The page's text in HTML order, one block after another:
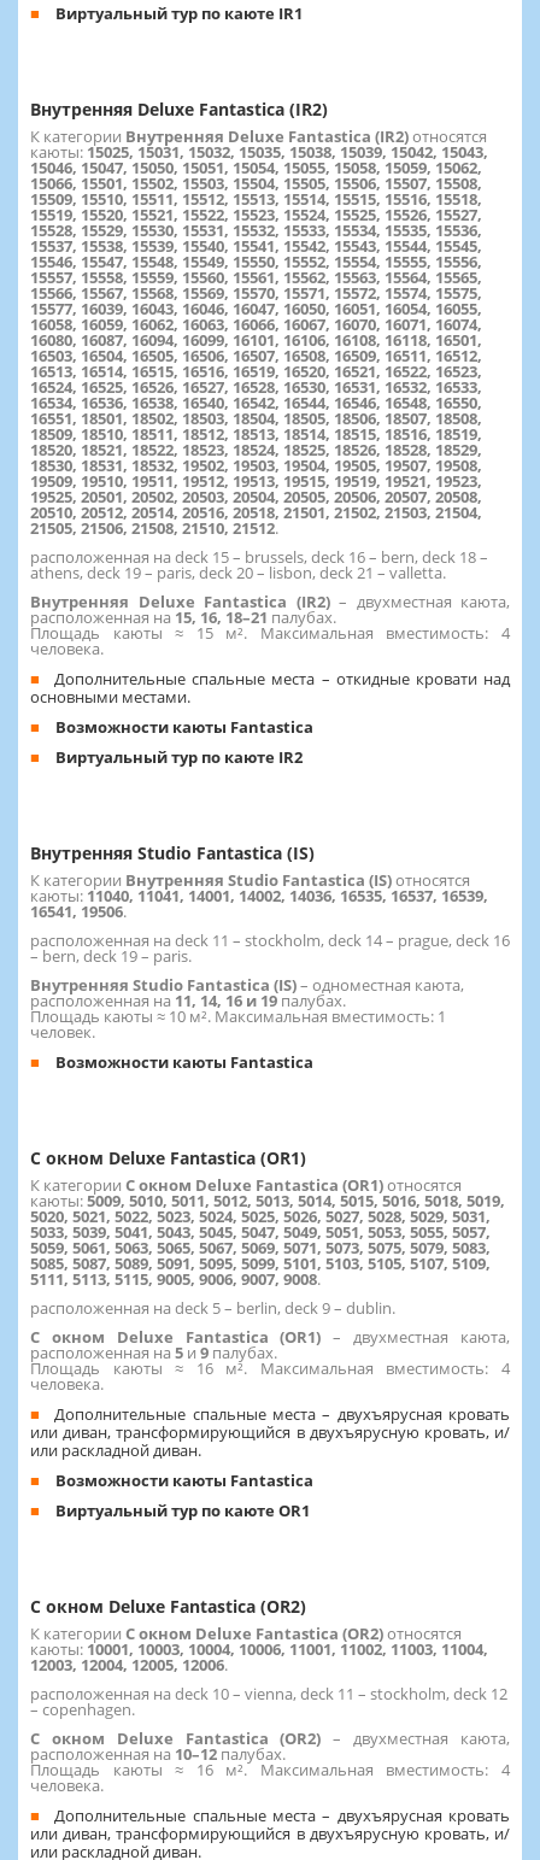
Виртуальный тур по каюте IR1
Внутренняя Deluxe Fantastica (IR2)
К категории Внутренняя Deluxe Fantastica (IR2)относятся
каюты: 15025, 15031, 15032, 15035, 15038, 15039, 15042, 15043,
15046, 15047, 15050, 15051, 15054, 15055, 15058, 15059, 15062,
15066, 15501, 15502, 15503, 15504, 15505, 15506, 15507, 15508,
15509, 15510, 15511, 15512, 15513, 15514, 15515, 15516, 15518,
15519, 15520, 15521, 15522, 15523, 15524, 15525, 15526, 15527,
15528, 15529, 15530, 15531, 15532, 15533, 15534, 15535, 15536,
15537, 15538, 15539, 15540, 15541, 15542, 15543, 15544, 15545,
15546, 15547, 15548, 15549, 15550, 15552, 15554, 15555, 15556,
15557, 15558, 15559, 15560, 15561, 15562, 15563, 15564, 15565,
15566, 15567, 15568, 15569, 15570, 15571, 15572, 15574, 15575,
15577, 16039, 16043, 16046, 16047, 16050, 16051, 16054, 16055,
16058, 16059, 16062, 16063, 16066, 16067, 16070, 16071, 16074,
16080, 16087, 16094, 16099, 16101, 16106, 16108, 16118, 16501,
16503, 16504, 16505, 16506, 16507, 16508, 16509, 16511, 16512,
16513, 16514, 16515, 16516, 16519, 16520, 16521, 16522, 16523,
16524, 16525, 16526, 16527, 16528, 16530, 16531, 16532, 16533,
16534, 16536, 16538, 16540, 16542, 16544, 16546, 16548, 16550,
16551, 18501, 18502, 18503, 18504, 18505, 18506, 18507, 18508,
18509, 18510, 18511, 18512, 18513, 18514, 18515, 18516, 18519,
18520, 18521, 18522, 18523, 18524, 18525, 18526, 18528, 18529,
18530, 18531, 18532, 19502, 19503, 19504, 19505, 19507, 19508,
19509, 19510, 19511, 19512, 19513, 19515, 19519, 19521, 19523,
19525, 20501, 20502, 20503, 20504, 20505, 20506, 20507, 20508,
20510, 20512, 20514, 20516, 20518, 21501, 21502, 21503, 21504,
21505, 21506, 21508, 21510, 21512.
расположенная на deck 15 – brussels, deck 16 – bern, deck 18 –
athens, deck 19 – paris, deck 20 – lisbon, deck 21 – valletta.
Внутренняя Deluxe Fantastica (IR2) – двухместная каюта,
расположенная на 15, 16, 18–21 палубах.
Площадь каюты ≈ 15 м². Максимальная вместимость: 4
человека.
Дополнительные спальные места – откидные кровати над
основными местами.
Возможности каюты Fantastica
Виртуальный тур по каюте IR2
Внутренняя Studio Fantastica (IS)
К категории Внутренняя Studio Fantastica (IS)относятся
каюты: 11040, 11041, 14001, 14002, 14036, 16535, 16537, 16539,
16541, 19506.
расположенная на deck 11 – stockholm, deck 14 – prague, deck 16
– bern, deck 19 – paris.
Внутренняя Studio Fantastica (IS)– одноместная каюта,
расположенная на 11, 14, 16 и 19палубах.
Площадь каюты ≈ 10 м². Максимальная вместимость: 1
человек.
Возможности каюты Fantastica
С окном Deluxe Fantastica (OR1)
К категории С окном Deluxe Fantastica (OR1)относятся
каюты:5009, 5010, 5011, 5012, 5013, 5014, 5015, 5016, 5018, 5019,
5020, 5021, 5022, 5023, 5024, 5025, 5026, 5027, 5028, 5029, 5031,
5033, 5039, 5041, 5043, 5045, 5047, 5049, 5051, 5053, 5055, 5057,
5059, 5061, 5063, 5065, 5067, 5069, 5071, 5073, 5075, 5079, 5083,
5085, 5087, 5089, 5091, 5095, 5099, 5101, 5103, 5105, 5107, 5109,
5111, 5113, 5115, 9005, 9006, 9007, 9008.
расположенная на deck 5 – berlin, deck 9 – dublin.
С окном Deluxe Fantastica (OR1)– двухместная каюта,
расположенная на 5 и 9 палубах.
Площадь каюты ≈ 16 м². Максимальная вместимость: 4
человека.
Дополнительные спальные места – двухъярусная кровать
или диван, трансформирующийся в двухъярусную кровать, и/
или раскладной диван.
Возможности каюты Fantastica
Виртуальный тур по каюте OR1
С окном Deluxe Fantastica (OR2)
К категории С окном Deluxe Fantastica (OR2)относятся
каюты: 10001, 10003, 10004, 10006, 11001, 11002, 11003, 11004,
12003, 12004, 12005, 12006.
расположенная на deck 10 – vienna, deck 11 – stockholm, deck 12
– copenhagen.
С окном Deluxe Fantastica (OR2)– двухместная каюта,
расположенная на 10–12 палубах.
Площадь каюты ≈ 16 м². Максимальная вместимость: 4
человека.
Дополнительные спальные места – двухъярусная кровать
или диван, трансформирующийся в двухъярусную кровать, и/
или раскладной диван.